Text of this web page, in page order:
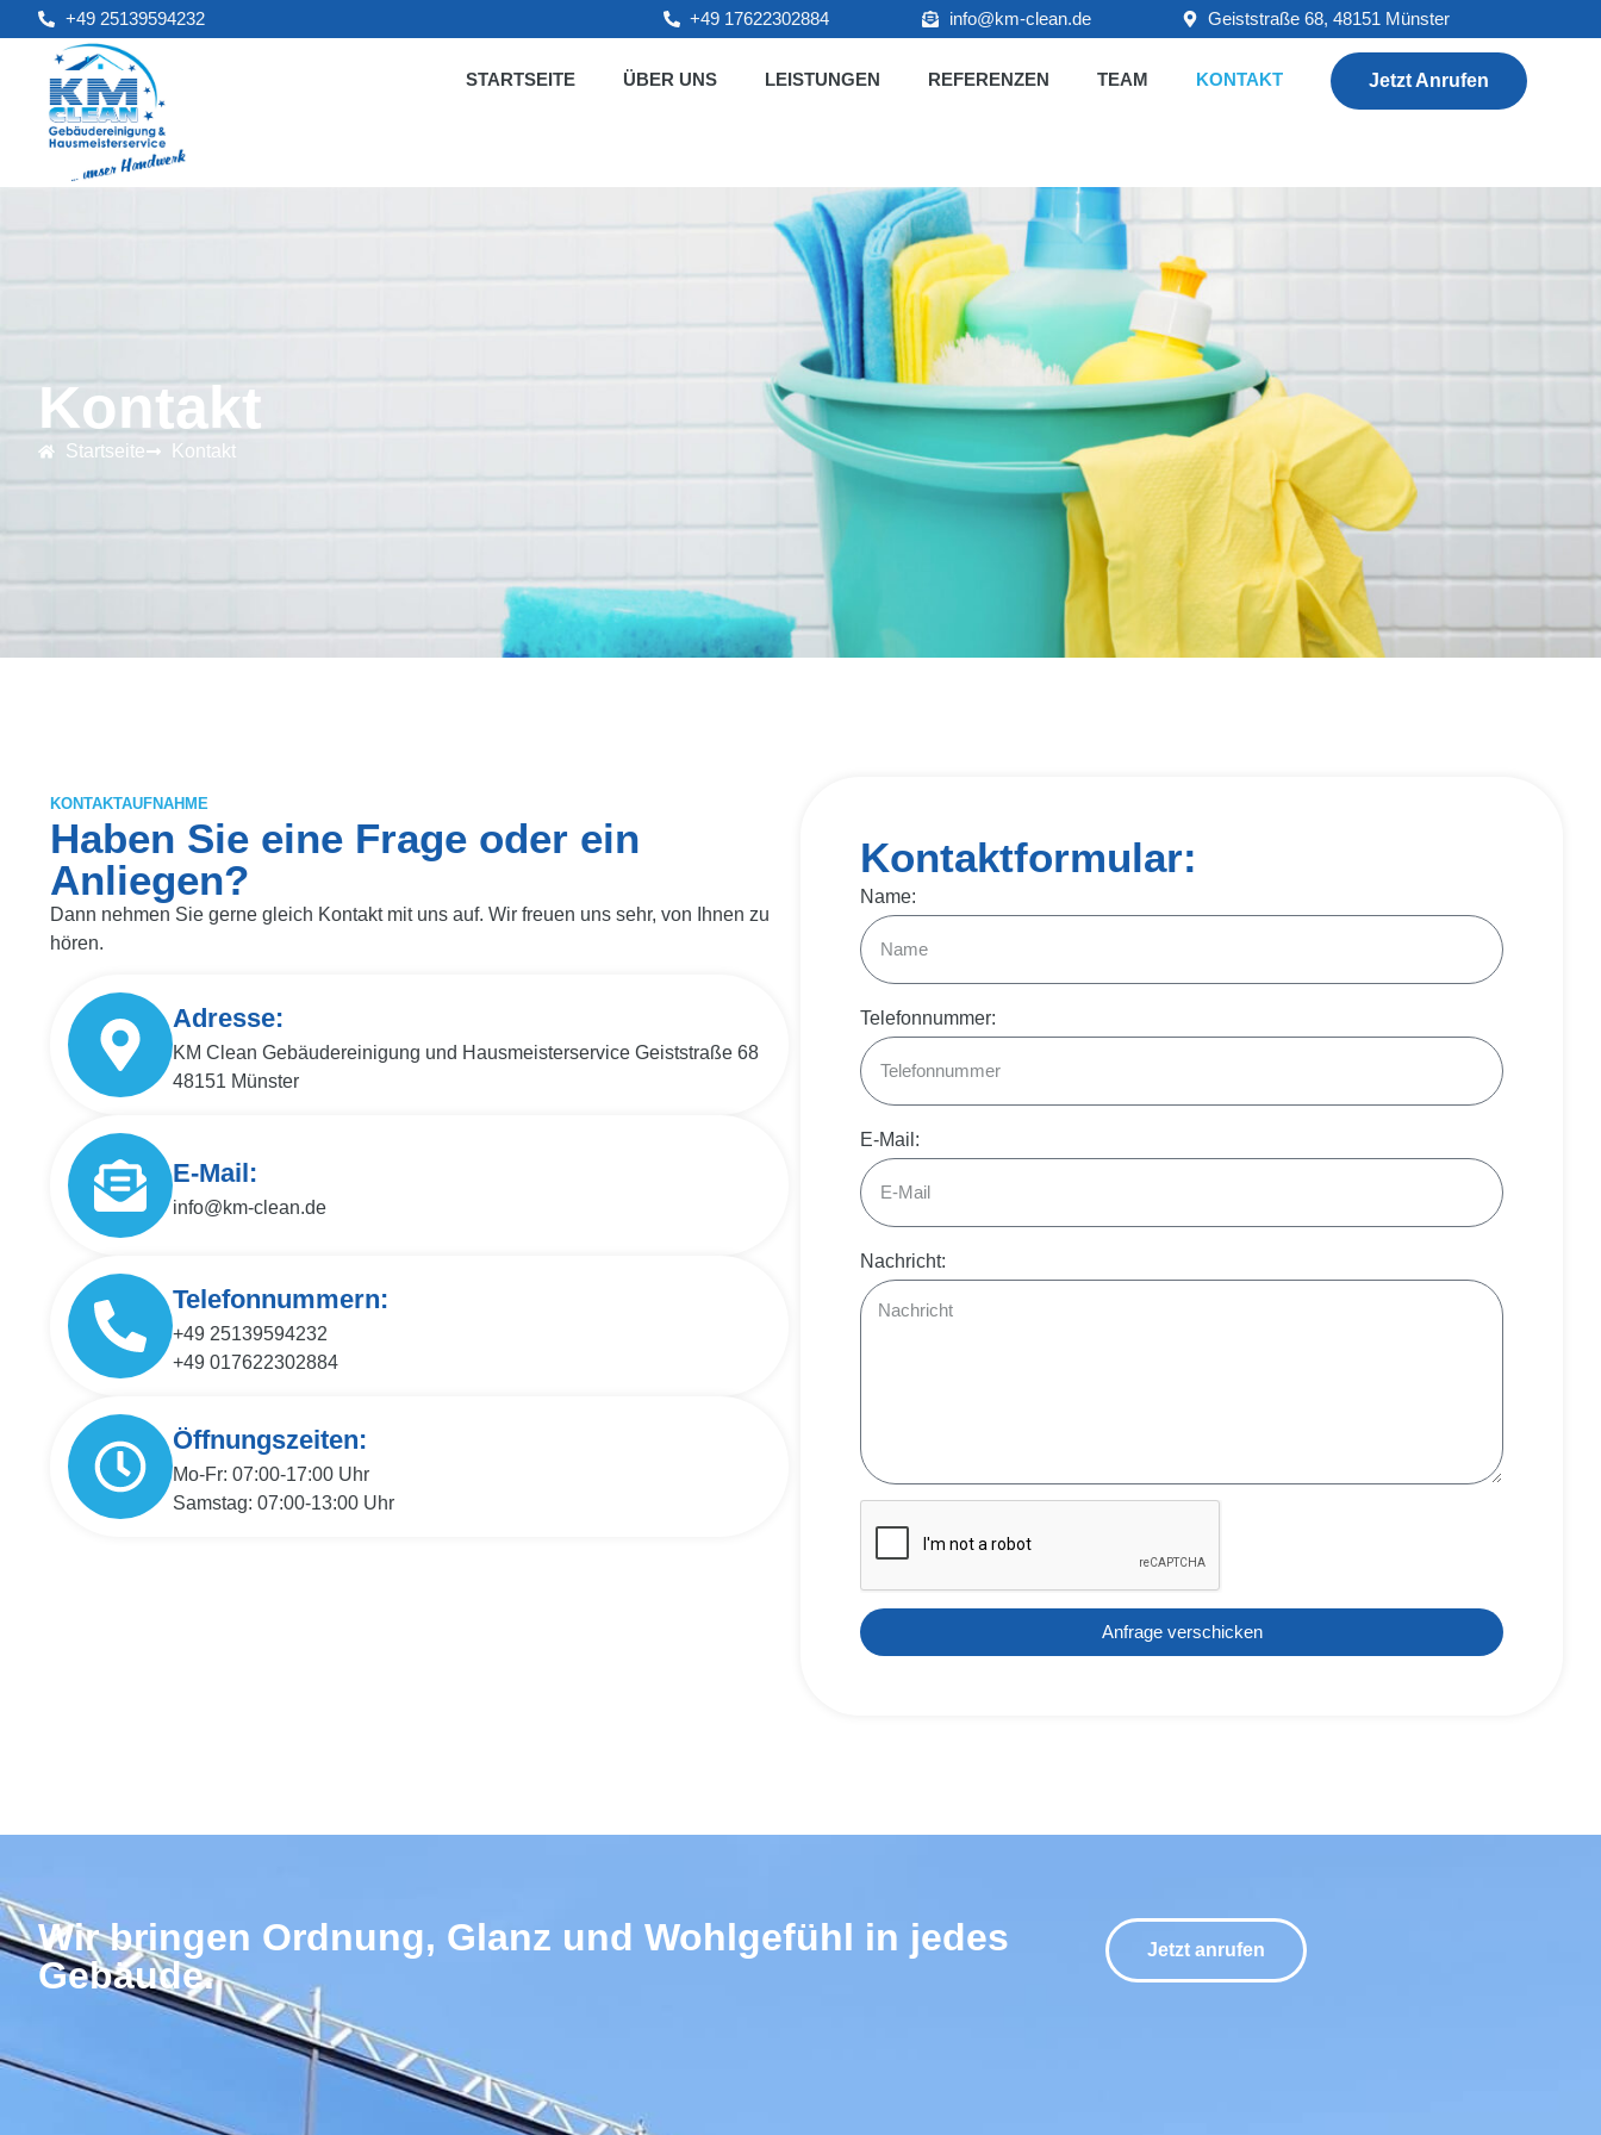
+49 25139594232 +49 17622302884 info@km-clean.de Geiststraße 68, 48151 Münster
STARTSEITE ÜBER UNS LEISTUNGEN REFERENZEN TEAM KONTAKT Jetzt Anrufen
Kontakt
Startseite Kontakt
KONTAKTAUFNAHME
Haben Sie eine Frage oder ein
Anliegen?
Dann nehmen Sie gerne gleich Kontakt mit uns auf. Wir freuen uns sehr, von Ihnen zu
hören.
Adresse:
KM Clean Gebäudereinigung und Hausmeisterservice Geiststraße 68
48151 Münster
E-Mail:
info@km-clean.de
Telefonnummern:
+49 25139594232
+49 017622302884
Öffnungszeiten:
Mo-Fr: 07:00-17:00 Uhr
Samstag: 07:00-13:00 Uhr
Kontaktformular:
Name:
Telefonnummer:
E-Mail:
Nachricht:
Anfrage verschicken
Wir bringen Ordnung, Glanz und Wohlgefühl in jedes
Gebäude.
Jetzt anrufen